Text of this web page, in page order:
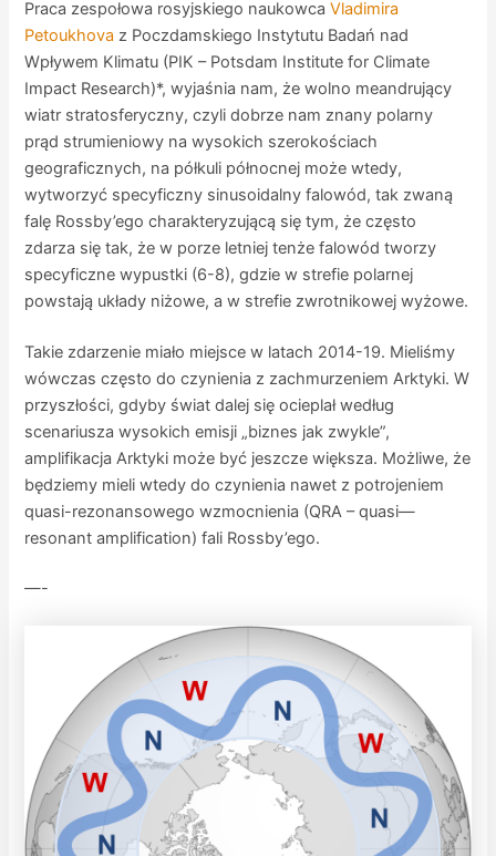
Praca zespołowa rosyjskiego naukowcaVladimira
Petoukhova z Poczdamskiego Instytutu Badań nad
Wpływem Klimatu (PIK – Potsdam Institute for Climate
Impact Research)*, wyjaśnia nam, że wolno meandrujący
wiatr stratosferyczny, czyli dobrze nam znany polarny
prąd strumieniowy na wysokich szerokościach
geograficznych, na półkuli północnej może wtedy,
wytworzyć specyficzny sinusoidalny falowód, tak zwaną
falę Rossby’ego charakteryzującą się tym, że często
zdarza się tak, że w porze letniej tenże falowód tworzy
specyficzne wypustki (6-8), gdzie w strefie polarnej
powstają układy niżowe, a w strefie zwrotnikowej wyżowe.
Takie zdarzenie miało miejsce w latach 2014-19. Mieliśmy
wówczas często do czynienia z zachmurzeniem Arktyki. W
przyszłości, gdyby świat dalej się ocieplał według
scenariusza wysokich emisji „biznes jak zwykle”,
amplifikacja Arktyki może być jeszcze większa. Możliwe, że
będziemy mieli wtedy do czynienia nawet z potrojeniem
quasi-rezonansowego wzmocnienia (QRA – quasi—
resonant amplification) fali Rossby’ego.
—-